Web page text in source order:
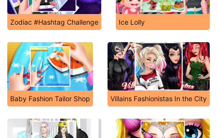
Zodiac #Hashtag Challenge Ice Lolly
Baby Fashion Tailor Shop Villains Fashionistas In the City